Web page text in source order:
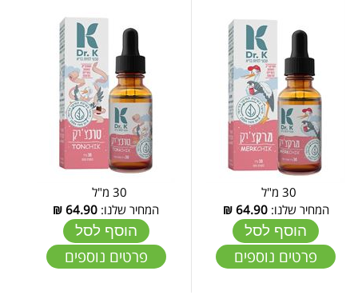
30 מ"ל
המחיר שלנו:64.90
₪
הוסף לסל
פרטים נוספים
30 מ"ל
המחיר שלנו: 64.90
₪
הוסף לסל
פרטים נוספים